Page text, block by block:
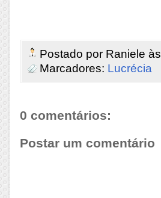
Postado por Raniele às
Marcadores: Lucrécia
0 comentários:
Postar um comentário